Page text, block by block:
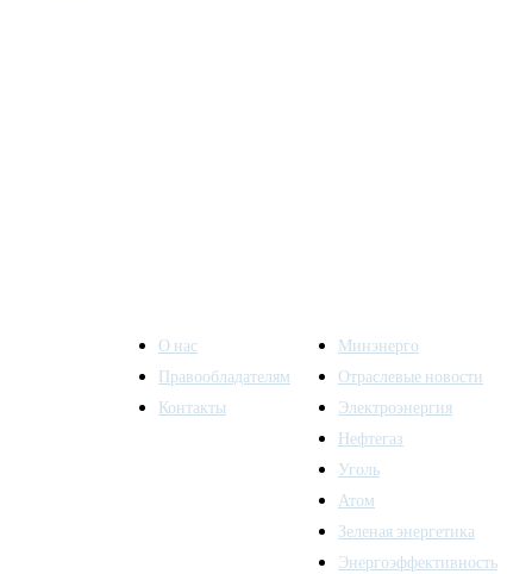
О нас
Правообладателям
Контакты
Минэнерго
Отраслевые новости
Электроэнергия
Нефтегаз
Уголь
Атом
Зеленая энергетика
Энергоэффективность